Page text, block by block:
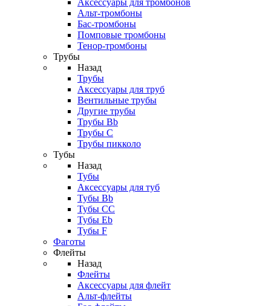
Аксессуары для тромбонов
Альт-тромбоны
Бас-тромбоны
Помповые тромбоны
Тенор-тромбоны
Трубы
Назад
Трубы
Аксессуары для труб
Вентильные трубы
Другие трубы
Трубы Bb
Трубы C
Трубы пикколо
Тубы
Назад
Тубы
Аксессуары для туб
Тубы Bb
Тубы CC
Тубы Eb
Тубы F
Фаготы
Флейты
Назад
Флейты
Аксессуары для флейт
Альт-флейты